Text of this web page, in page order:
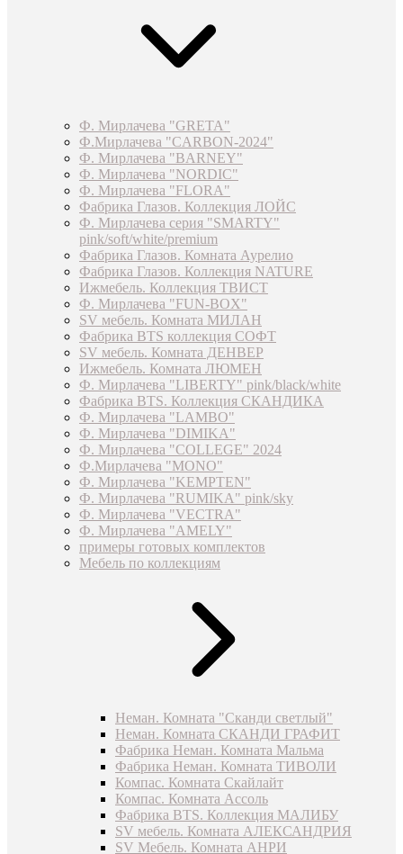
Ф. Мирлачева "GRETA"
Ф.Мирлачева "CARBON-2024"
Ф. Мирлачева "BARNEY"
Ф. Мирлачева "NORDIC"
Ф. Мирлачева "FLORA"
Фабрика Глазов. Коллекция ЛОЙС
Ф. Мирлачева серия "SMARTY"
pink/soft/white/premium
Фабрика Глазов. Комната Аурелио
Фабрика Глазов. Коллекция NATURE
Ижмебель. Коллекция ТВИСТ
Ф. Мирлачева "FUN-BOX"
SV мебель. Комната МИЛАН
Фабрика BTS коллекция СОФТ
SV мебель. Комната ДЕНВЕР
Ижмебель. Комната ЛЮМЕН
Ф. Мирлачева "LIBERTY" pink/black/white
Фабрика BTS. Коллекция СКАНДИКА
Ф. Мирлачева "LAMBO"
Ф. Мирлачева "DIMIKA"
Ф. Мирлачева "COLLEGE" 2024
Ф.Мирлачева "MONO"
Ф. Мирлачева "KEMPTEN"
Ф. Мирлачева "RUMIKA" pink/sky
Ф. Мирлачева "VECTRA"
Ф. Мирлачева "AMELY"
примеры готовых комплектов
Мебель по коллекциям
Неман. Комната "Сканди светлый"
Неман. Комната СКАНДИ ГРАФИТ
Фабрика Неман. Комната Мальма
Фабрика Неман. Комната ТИВОЛИ
Компас. Комната Скайлайт
Компас. Комната Ассоль
Фабрика BTS. Коллекция МАЛИБУ
SV мебель. Комната АЛЕКСАНДРИЯ
SV Мебель. Комната АНРИ